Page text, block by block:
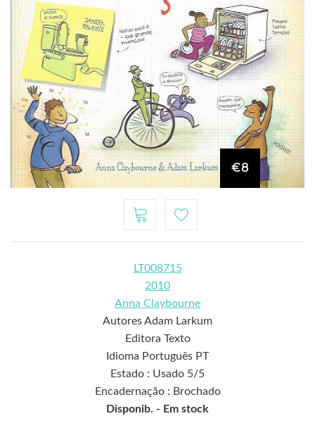
€8
LT008715
2010
Anna Claybourne
Autores Adam Larkum
Editora Texto
Idioma Português PT
Estado : Usado 5/5
Encadernação : Brochado
Disponib. - Em stock